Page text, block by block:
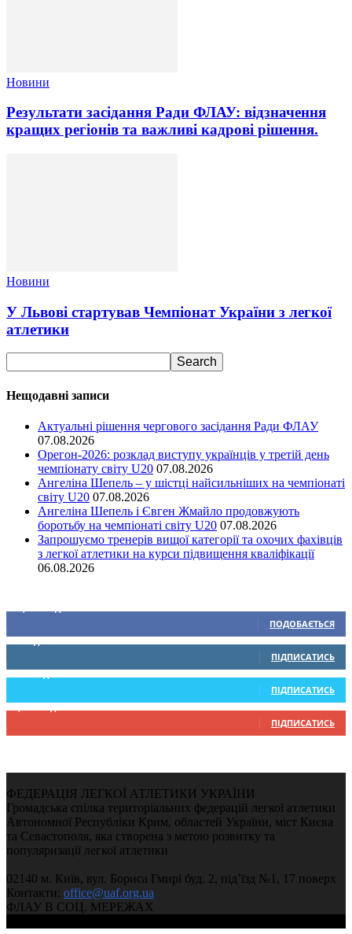
Новини
Результати засідання Ради ФЛАУ: відзначення
кращих регіонів та важливі кадрові рішення.
Новини
У Львові стартував Чемпіонат України з легкої
атлетики
Нещодавні записи
Актуальні рішення чергового засідання Ради ФЛАУ
07.08.2026
Орегон-2026: розклад виступу українців у третій день
чемпіонату світу U20 07.08.2026
Ангеліна Шепель – у шістці найсильніших на чемпіонаті
світу U20 07.08.2026
Ангеліна Шепель і Євген Жмайло продовжують
боротьбу на чемпіонаті світу U20 07.08.2026
Запрошуємо тренерів вищої категорії та охочих фахівців
з легкої атлетики на курси підвищення кваліфікації
06.08.2026
ПОДОБАЄТЬСЯ
0 Підписників
ПІДПИСАТИСЬ
234 Підписників
ПІДПИСАТИСЬ
9,370 Підписників
ПІДПИСАТИСЬ
ФЕДЕРАЦІЯ ЛЕГКОЇ АТЛЕТИКИ УКРАЇНИ
Громадська спілка територіальних федерацій легкої атлетики
Автономної Республіки Крим, областей України, міст Києва
та Севастополя, яка створена з метою розвитку та
популяризації легкої атлетики
02140 м. Київ, вул. Бориса Гмирі буд. 2, під’їзд №1, 17 поверх
Контакти: office@uaf.org.ua
ФЛАУ В СОЦ. МЕРЕЖАХ